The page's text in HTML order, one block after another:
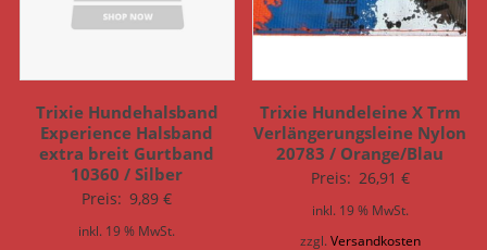
Trixie Hundehalsband
Experience Halsband
extra breit Gurtband
10360 / Silber
Preis: 9,89€
inkl. 19 % MwSt.
Trixie Hundeleine X Trm
Verlängerungsleine Nylon
20783 / Orange/Blau
Preis: 26,91 €
inkl. 19 % MwSt.
zzgl. Versandkosten